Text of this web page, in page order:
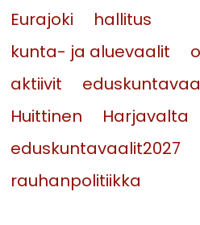
Eurajoki
hallitus
kunta- ja aluevaalit
aktiivit
Huittinen
Harjavalta
eduskuntavaalit2027
rauhanpolitiikka